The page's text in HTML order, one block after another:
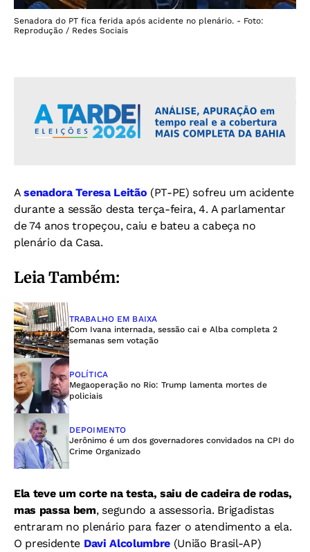
Senadora do PT fica ferida após acidente no plenário. - Foto:
Reprodução / Redes Sociais
Asenadora Teresa Leitão (PT-PE) sofreu um acidente
durante a sessão desta terça-feira, 4. A parlamentar
de 74 anos tropeçou, caiu e bateu a cabeça no
plenário da Casa.
Leia Também:
TRABALHO EM BAIXA
Com Ivana internada, sessão cai e Alba completa 2
semanas sem votação
POLÍTICA
Megaoperação no Rio: Trump lamenta mortes de
policiais
DEPOIMENTO
Jerônimo é um dos governadores convidados na CPI do
Crime Organizado
Ela teve um corte na testa, saiu de cadeira de rodas,
mas passa bem, segundo a assessoria. Brigadistas
entraram no plenário para fazer o atendimento a ela.
O presidente Davi Alcolumbre (União Brasil-AP)